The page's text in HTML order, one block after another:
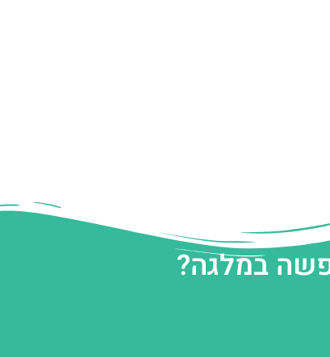
במלגה?